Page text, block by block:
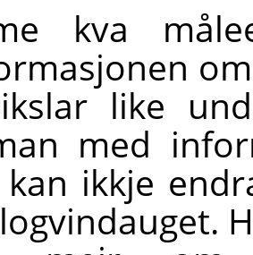
kva
like
med
kan ikkje